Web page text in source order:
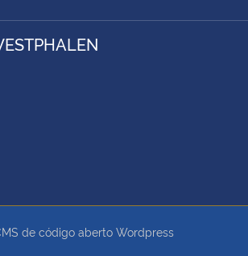
de código aberto Wordpress